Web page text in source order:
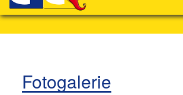
Fotogalerie